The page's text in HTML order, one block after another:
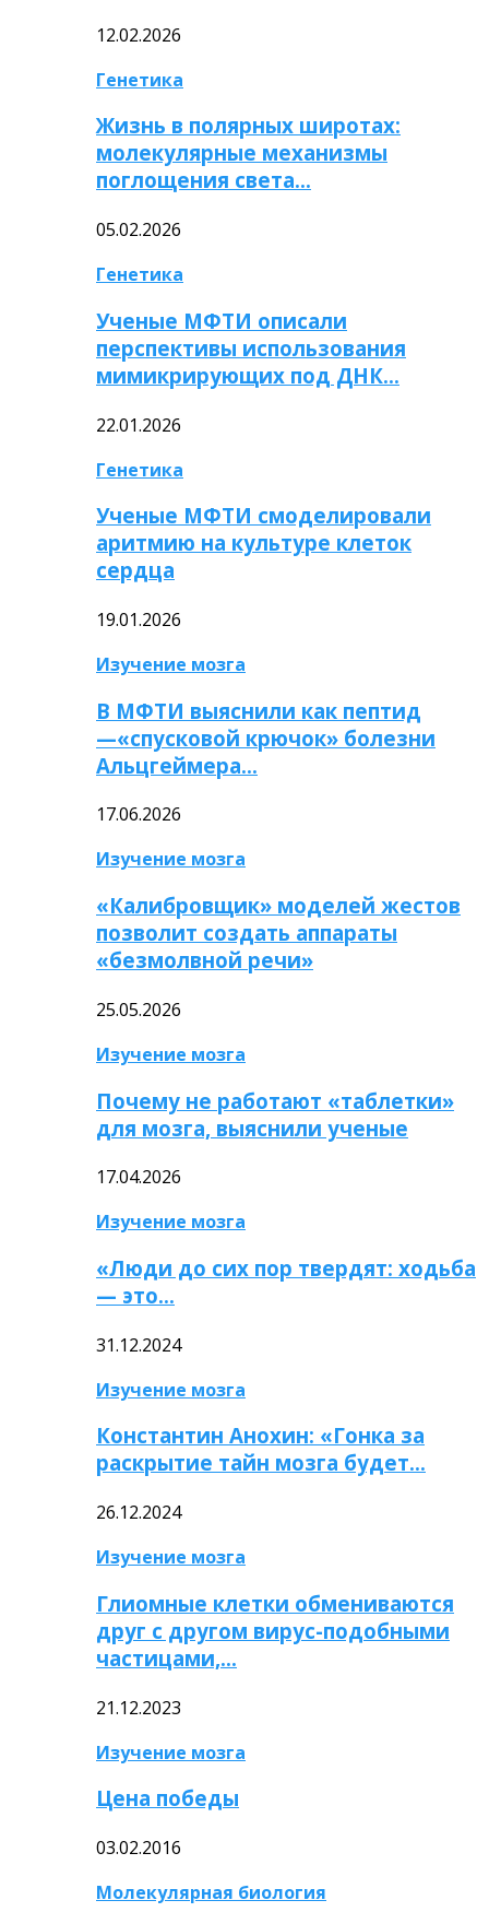
12.02.2026
Генетика
Жизнь в полярных широтах:
молекулярные механизмы
поглощения света…
05.02.2026
Генетика
Ученые МФТИ описали
перспективы использования
мимикрирующих под ДНК…
22.01.2026
Генетика
Ученые МФТИ смоделировали
аритмию на культуре клеток
сердца
19.01.2026
Изучение мозга
В МФТИ выяснили как пептид
—«спусковой крючок» болезни
Альцгеймера…
17.06.2026
Изучение мозга
«Калибровщик» моделей жестов
позволит создать аппараты
«безмолвной речи»
25.05.2026
Изучение мозга
Почему не работают «таблетки»
для мозга, выяснили ученые
17.04.2026
Изучение мозга
«Люди до сих пор твердят: ходьба
— это…
31.12.2024
Изучение мозга
Константин Анохин: «Гонка за
раскрытие тайн мозга будет…
26.12.2024
Изучение мозга
Глиомные клетки обмениваются
друг с другом вирус-подобными
частицами,…
21.12.2023
Изучение мозга
Цена победы
03.02.2016
Молекулярная биология